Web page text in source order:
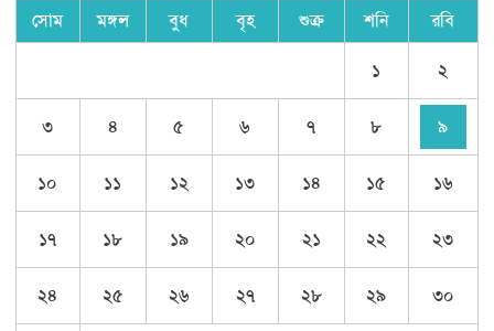
সোম মঙ্গল বুধ বৃহ শুক্র শনি রবি
১ ২
৩ ৪ ৫ ৬ ৭ ৮ ৯
১০ ১১ ১২ ১৩ ১৪ ১৫ ১৬
১৭ ১৮ ১৯ ২০ ২১ ২২ ২৩
২৪ ২৫ ২৬ ২৭ ২৮ ২৯ ৩০